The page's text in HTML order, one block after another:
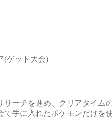
(ゲット大会)
ーチを進め、クリアタイム
手に入れたポケモンだけを